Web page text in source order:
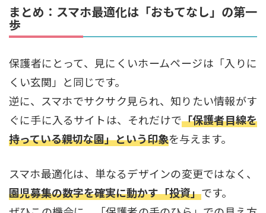
まとめ：スマホ最適化は「おもてなし」の第一
歩
保護者にとって、見にくいホームページは「入りに
くい玄関」と同じです。
逆に、スマホでサクサク見られ、知りたい情報がす
ぐに手に入るサイトは、それだけで「保護者目線を
持っている親切な園」という印象を与えます。
スマホ最適化は、単なるデザインの変更ではなく、
園児募集の数字を確実に動かす「投資」です。